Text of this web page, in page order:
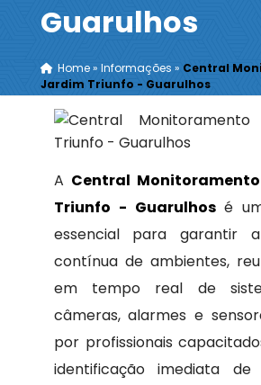
Guarulhos
Home» Informações » Central
Jardim Triunfo - Guarulhos
A Central
Triunfo - Guarulhosé
essencial para garantir a
contínua de ambientes,
em tempo real de
câmeras, alarmes e
por profissionais
identificação imediata de